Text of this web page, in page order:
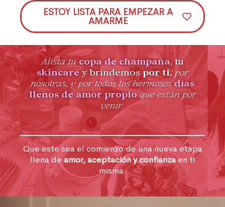
ESTOY LISTA PARA EMPEZAR A
AMARME
Alista tu copa de champaña, tu
skincare y brindemos por ti, por
nosotras, y por todos los hermososdías
llenos de amor propio que están por
venir.
Que este sea el comienzo de una nueva etapa
llena deamor, aceptación y confianzaen ti
misma.